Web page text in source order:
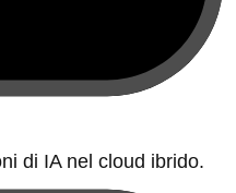
di IA nel cloud ibrido.